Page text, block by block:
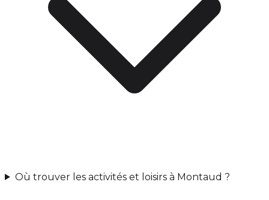
Où trouver les activités et loisirs à Montaud ?